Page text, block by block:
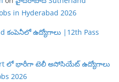
in Hyderabad 2026
ఉద్యోగాలు |12th Pass
లో భారీగా టెలీ అసోసియేట్ ఉద్యోగాలు
2026